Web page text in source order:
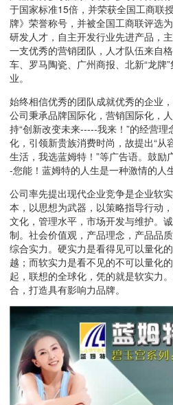
于国家标准15倍，并荣获全国工商联
牌》荣誉称号，并被全国工商联评选
研发人才，自主开发行业先进产品，
一支优秀的营销团队，人才队伍来自
车、罗马陶瓷、广州商报、北新“龙牌
业。
始终相信优秀的团队成就优秀的企业
公司秉承品牌国际化，营销国际化，
持“创新改变未来-----我来！”的经营
化，引领新贵族消费时尚，故提出“从
生活，我选蓝姆特！”等广告语。鼓
-您能！蓝姆特的人生是一种激情的人
公司率先提出现代企业竞争是企业软
本，以思想为武器，以策略指导行动
文化，管理水平，市场开发与维护。
制。社会价值观，产品理念，产品品
综合实力。硬实力是看得见可以量化
越；而软实力是看不见的不可以量化
起，联想的全球化，凭的就是软实力
合，打造具有影响力品牌。